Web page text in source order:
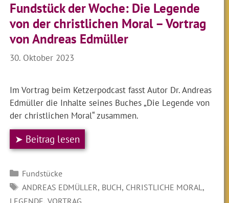
Fundstück der Woche: Die Legende
von der christlichen Moral – Vortrag
von Andreas Edmüller
30. Oktober 2023
Im Vortrag beim Ketzerpodcast fasst Autor Dr. Andreas
Edmüller die Inhalte seines Buches „Die Legende von
der christlichen Moral“ zusammen.
➤ Beitrag lesen
Kategorien
Fundstücke
SCHLAGWÖRTER
ANDREAS EDMÜLLER, BUCH, CHRISTLICHE MORAL ,
LEGENDE,VORTRAG